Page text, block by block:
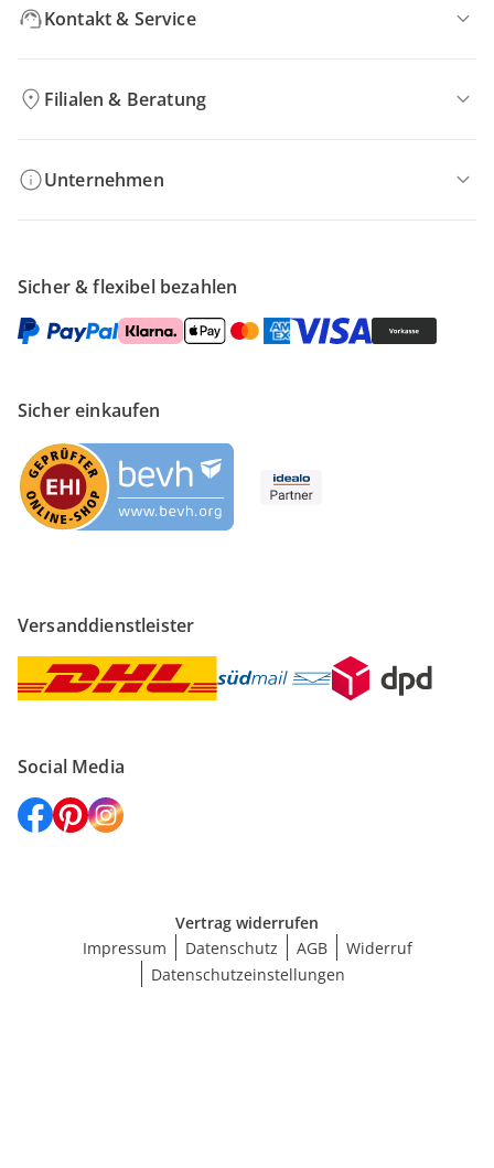
Kontakt & Service
Filialen & Beratung
Unternehmen
Sicher & flexibel bezahlen
Sicher einkaufen
Versanddienstleister
Social Media
Vertrag widerrufen
Impressum
Datenschutz AGB
Widerruf
Datenschutzeinstellungen